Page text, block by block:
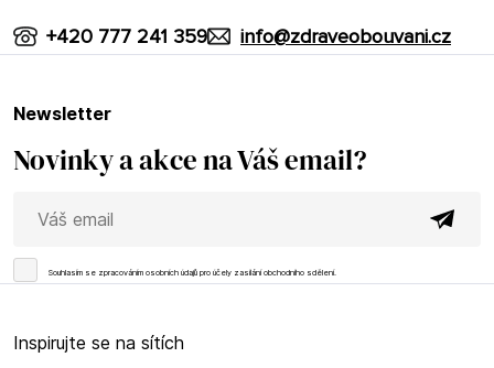
info@zdraveobouvani.cz
+420 777 241 359
newsletter
Novinky a akce na Váš email?
Souhlasím se zpracováním osobních údajů pro účely zasílání obchodního sdělení.
Inspirujte se na sítích